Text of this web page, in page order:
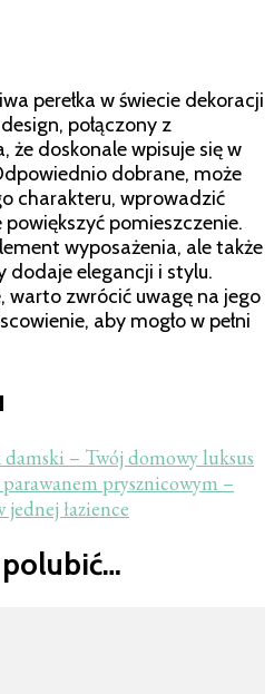
perełka w świecie dekoracji
połączony z
że doskonale wpisuje się w
dobrane, może
charakteru, wprowadzić
pomieszczenie.
wyposażenia, ale także
dodaje elegancji i stylu.
warto zwrócić uwagę na jego
aby mogło w pełni
damski – Twój domowy luksus
parawanem prysznicowym –
łazience